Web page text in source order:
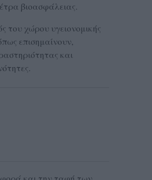
βιοασφάλειας.
του χώρου υγειονομικής
επισημαίνουν,
και